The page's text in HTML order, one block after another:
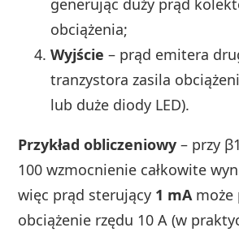
generując duży prąd
obciążenia;
Wyjście – prąd emitera
tranzystora zasila
lub duże diody LED).
Przykład obliczeniowy – przy
100 wzmocnienie całkowite
więc prąd sterujący 1 mAmoże
obciążenie rzędu 10 A (w